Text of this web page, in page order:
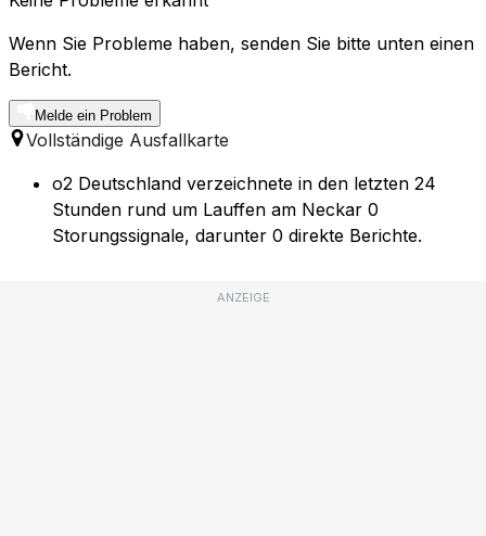
Wenn Sie Probleme haben, senden Sie bitte unten einen
Bericht.
Melde ein Problem
Vollständige Ausfallkarte
o2 Deutschland verzeichnete in den letzten 24
Stunden rund um Lauffen am Neckar 0
Storungssignale, darunter 0 direkte Berichte.
ANZEIGE